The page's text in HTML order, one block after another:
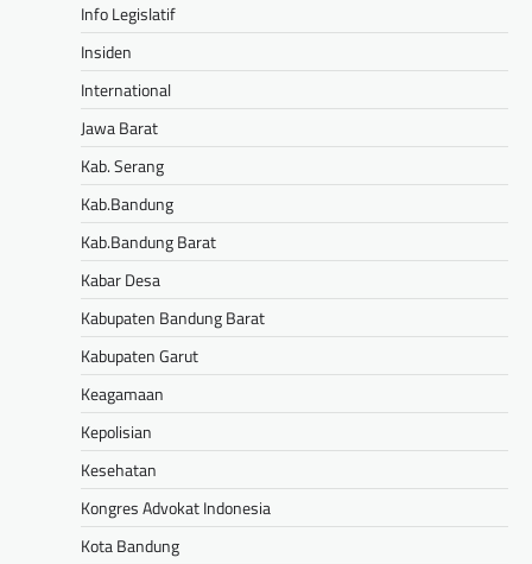
Info Legislatif
Insiden
International
Jawa Barat
Kab. Serang
Kab.Bandung
Kab.Bandung Barat
Kabar Desa
Kabupaten Bandung Barat
Kabupaten Garut
Keagamaan
Kepolisian
Kesehatan
Kongres Advokat Indonesia
Kota Bandung